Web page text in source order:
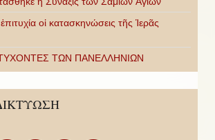
οἱ κατασκηνώσεις τῆς Ἱερᾶς
ΤΩΝ ΠΑΝΕΛΛΗΝΙΩΝ